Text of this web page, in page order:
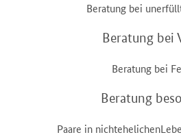
Beratung bei
Beratung bei
Beratung bei
Beratung
Paare in